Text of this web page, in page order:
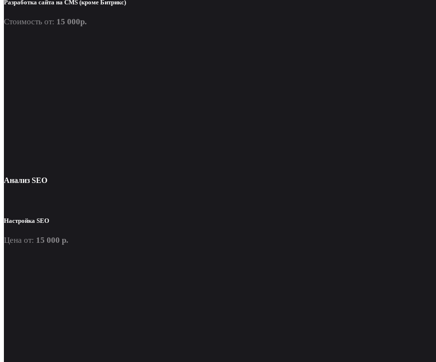
Разработка сайта на CMS (кроме Битрикс)
Стоимость от: 15 000р.
Анализ SEO
Настройка SEO
Цена от: 15 000 р.